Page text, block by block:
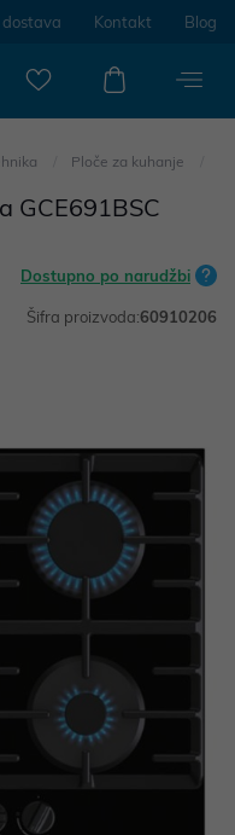
Kontakt Blog
Ploče za kuhanje
GCE691BSC
Dostupno po narudžbi
Šifra proizvoda:60910206